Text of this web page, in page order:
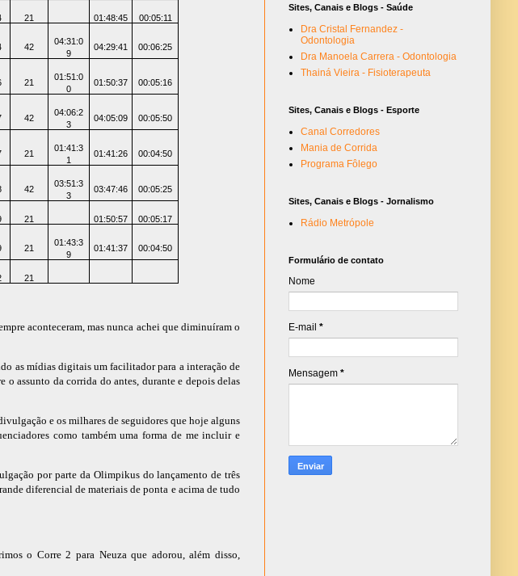
21 01:48:45 00:05:11
42
04:31:0
9
04:29:41 00:06:25
21
01:51:0
0
01:50:37 00:05:16
42
04:06:2
3
04:05:09 00:05:50
21
01:41:3
1
01:41:26 00:04:50
42
03:51:3
3
03:47:46 00:05:25
21 01:50:57 00:05:17
21
01:43:3
9
01:41:37 00:04:50
21
aconteceram, mas nunca achei que diminuíram o
as mídias digitais um facilitador para a interação de
o assunto da corrida do antes, durante e depois delas
e os milhares de seguidores que hoje alguns
como também uma forma de me incluir e
por parte da Olimpikus do lançamento de três
diferencial de materiais de ponta e acima de tudo
o Corre 2 para Neuza que adorou, além disso,
Sites, Canais e Blogs - Saúde
Dra Cristal Fernandez -
Odontologia
Dra Manoela Carrera - Odontologia
Thainá Vieira - Fisioterapeuta
Sites, Canais e Blogs - Esporte
Canal Corredores
Mania de Corrida
Programa Fôlego
Sites, Canais e Blogs - Jornalismo
Rádio Metrópole
Formulário de contato
Nome
E-mail *
Mensagem *